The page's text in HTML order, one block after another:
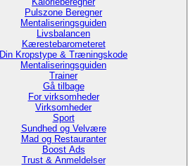
Pulszone Beregner
Mentaliseringsguiden
Livsbalancen
Kærestebarometeret
Din Kropstype & Træningskode
Mentaliseringsguiden
Trainer
Gå tilbage
For virksomheder
Virksomheder
Sport
Sundhed og Velvære
Mad og Restauranter
Boost Ads
Trust & Anmeldelser